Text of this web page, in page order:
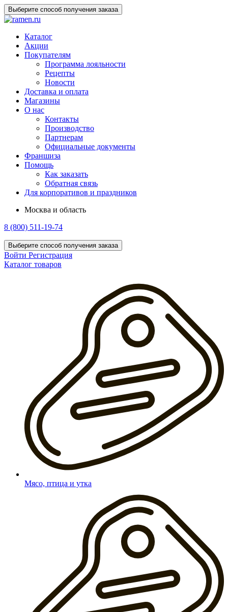
Выберите способ получения заказа
Каталог
Акции
Покупателям
Программа лояльности
Рецепты
Новости
Доставка и оплата
Магазины
О нас
Контакты
Производство
Партнерам
Официальные документы
Франшиза
Помощь
Как заказать
Обратная связь
Для корпоративов и праздников
Москва и область
8 (800) 511-19-74
Выберите способ получения заказа
Войти Регистрация
Каталог товаров
Мясо, птица и утка